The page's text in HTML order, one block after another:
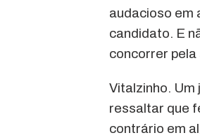
audacioso em
candidato. E
concorrer
Vitalzinho. Um
ressaltar que
contrário em